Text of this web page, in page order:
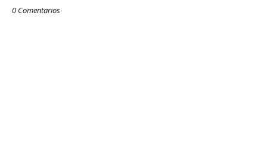
0 Comentarios